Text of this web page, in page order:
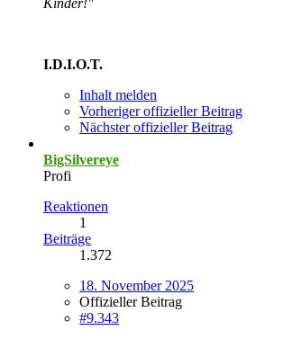
I.D.I.O.T.
Inhalt melden
Vorheriger offizieller Beitrag
Nächster offizieller Beitrag
BigSilvereye
Profi
Reaktionen
1
Beiträge
1.372
18. November 2025
Offizieller Beitrag
#9.343